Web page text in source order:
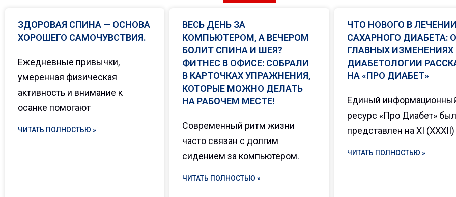
ЗДОРОВАЯ СПИНА — ОСНОВА
ХОРОШЕГО САМОЧУВСТВИЯ.
Ежедневные привычки,
умеренная физическая
активность и внимание к
осанке помогают
ЧИТАТЬ ПОЛНОСТЬЮ »
ВЕСЬ ДЕНЬ ЗА
КОМПЬЮТЕРОМ, А ВЕЧЕРОМ
БОЛИТ СПИНА И ШЕЯ?
ФИТНЕС В ОФИСЕ: СОБРАЛИ
В КАРТОЧКАХ УПРАЖНЕНИЯ,
КОТОРЫЕ МОЖНО ДЕЛАТЬ
НА РАБОЧЕМ МЕСТЕ!
Современный ритм жизни
часто связан с долгим
сидением за компьютером.
ЧИТАТЬ ПОЛНОСТЬЮ »
ЧТО НОВОГО В ЛЕЧЕНИИ
САХАРНОГО ДИАБЕТА: О
ГЛАВНЫХ ИЗМЕНЕНИЯХ
ДИАБЕТОЛОГИИ
НА «ПРО ДИАБЕТ»
Единый
ресурс «Про Диабет» был
представлен на XI (XXXII)
ЧИТАТЬ ПОЛНОСТЬЮ »